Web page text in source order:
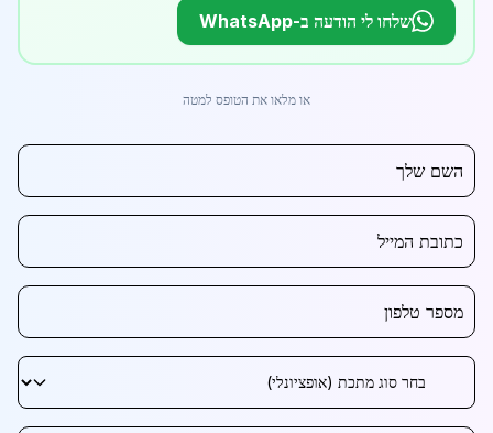
שלחו לי הודעה ב-WhatsApp
או מלאו את הטופס למטה